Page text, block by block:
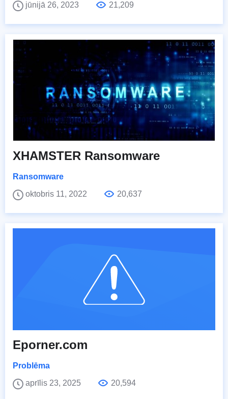
jūnijā 26, 2023
21,209
XHAMSTER Ransomware
Ransomware
oktobris 11, 2022
20,637
Eporner.com
Problēma
aprīlis 23, 2025
20,594